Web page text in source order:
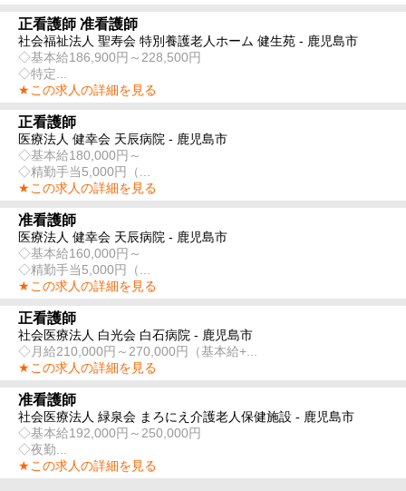
正看護師 准看護師
社会福祉法人 聖寿会 特別養護老人ホーム 健生苑 - 鹿児島市
◇基本給186,900円～228,500円
◇特定...
★この求人の詳細を見る
正看護師
医療法人 健幸会 天辰病院 - 鹿児島市
◇基本給180,000円～
◇精勤手当5,000円（...
★この求人の詳細を見る
准看護師
医療法人 健幸会 天辰病院 - 鹿児島市
◇基本給160,000円～
◇精勤手当5,000円（...
★この求人の詳細を見る
正看護師
社会医療法人 白光会 白石病院 - 鹿児島市
◇月給210,000円～270,000円（基本給+...
★この求人の詳細を見る
准看護師
社会医療法人 緑泉会 まろにえ介護老人保健施設 - 鹿児島市
◇基本給192,000円～250,000円
◇夜勤...
★この求人の詳細を見る